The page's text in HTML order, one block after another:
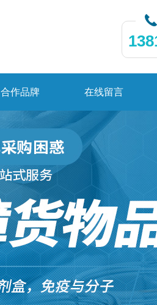
合作品牌 在线留言